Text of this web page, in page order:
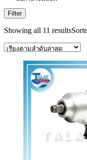
Filter
Showing all 11 results